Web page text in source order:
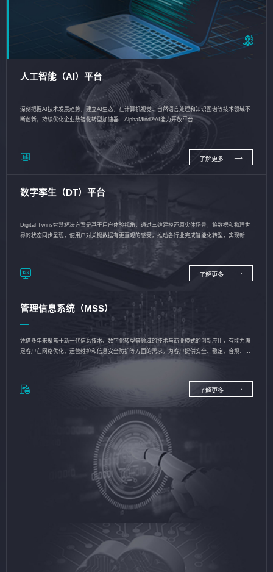
人工智能（AI）平台
深刻把握AI技术发展趋势，建立AI生态，在计算机视觉、自然语言处理和知识图谱等技术领域不
断创新，持续优化企业数智化转型加速器—AlphaMind®AI能力开放平台
了解更多
数字孪生（DT）平台
Digital Twins智慧解决方案是基于用户体验视角，通过三维建模还原实体场景，将数据和物理世
界的状态同步呈现，使用户对关键数据有更直观的感受，推动各行业完成智能化转型，实现新旧
了解更多
管理信息系统（MSS）
凭借多年来聚焦于新一代信息技术、数字化转型等领域的技术与商业模式的创新应用，有能力满
足客户在网络优化、运营维护和信息安全防护等方面的需求，为客户提供安全、稳定、合规、持
了解更多